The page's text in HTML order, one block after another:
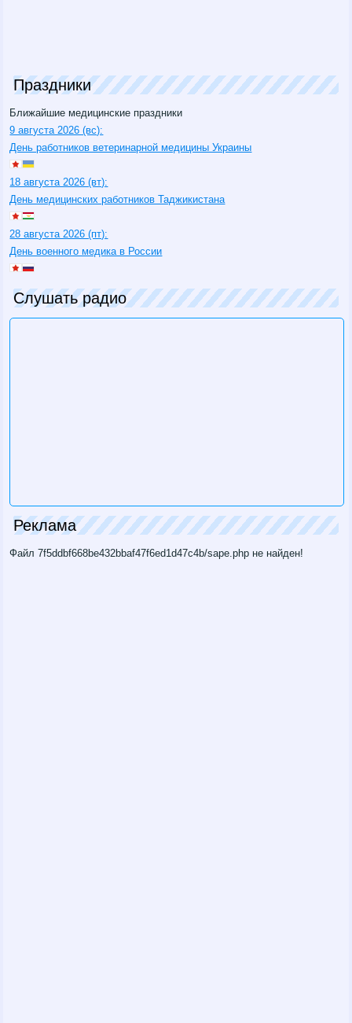
Праздники
Ближайшие медицинские праздники
9 августа 2026 (вс):
День работников ветеринарной медицины Украины
18 августа 2026 (вт):
День медицинских работников Таджикистана
28 августа 2026 (пт):
День военного медика в России
Слушать радио
Реклама
Файл 7f5ddbf668be432bbaf47f6ed1d47c4b/sape.php не найден!